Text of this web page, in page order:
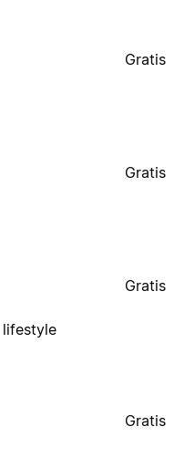
Gratis
Gratis
Gratis
Gratis